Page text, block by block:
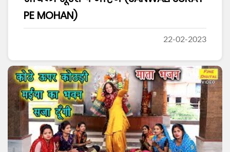
PE MOHAN)
22-02-2023